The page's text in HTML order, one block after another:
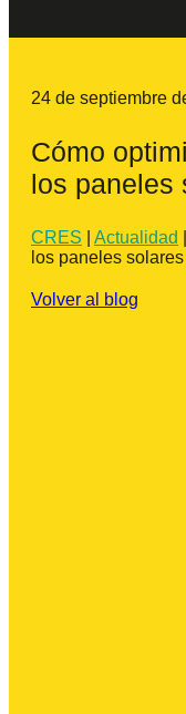
24 de septiembre
Cómo
los paneles
CRES Actualidad
los paneles
Volver al blog